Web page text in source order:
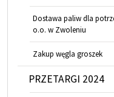
Dostawa paliw dla
o.o. w Zwoleniu
Zakup węgla groszek
PRZETARGI 2024